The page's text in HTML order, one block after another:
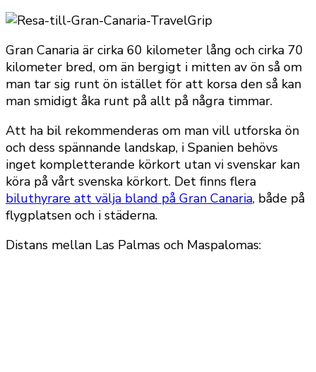
Gran Canaria är cirka 60 kilometer lång och cirka 70
kilometer bred, om än bergigt i mitten av ön så om
man tar sig runt ön istället för att korsa den så kan
man smidigt åka runt på allt på några timmar.
Att ha bil rekommenderas om man vill utforska ön
och dess spännande landskap, i Spanien behövs
inget kompletterande körkort utan vi svenskar kan
köra på vårt svenska körkort. Det finns flera
biluthyrare att välja bland på Gran Canaria, både på
flygplatsen och i städerna.
Distans mellan Las Palmas och Maspalomas: